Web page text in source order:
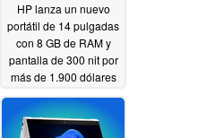
HP lanza un nuevo
portátil de 14 pulgadas
con 8 GB de RAM y
pantalla de 300 nit por
más de 1.900 dólares
06/04/2026